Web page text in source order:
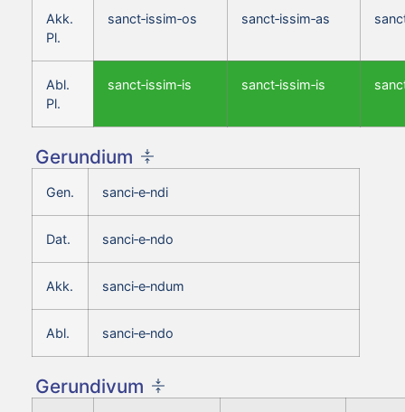
Akk.
Pl.
sanct‑issim‑os sanct‑issim‑as
Abl.
Pl.
sanct‑issim‑is sanct‑issim‑is
Gerundium
Gen. sanci‑e‑ndi
Dat. sanci‑e‑ndo
Akk. sanci‑e‑ndum
Abl. sanci‑e‑ndo
Gerundivum